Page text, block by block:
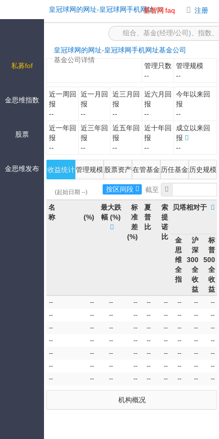
-皇冠球网的网址
私募fof
金思维指数
股票
金思维发布
皇冠球网的网址-皇冠球网手机网址基智网 faq 注册
皇冠球网的网址-皇冠球网手机网址基金公司
基金公司详情
管理只数
--
管理规模
--
近一周回
报
--
近一月回
报
--
近三月回
报
--
近六月回
报
--
今年以来回
报
--
近一年回
报
--
近三年回
报
--
近五年回
报
--
近十年回
报
--
成立以来回
报
--
收益统计管理规模 股票资产估值在管基金列表历任基金经理历史规模
(起始日期 --) 按区间段
名
称
(%)
最大跌
幅(%)
标
准
差
(%)
夏
普
比
索
提
诺
比
贝塔相对于
金
思
维
全
指
沪
深
300
全
收
益
标
普
500
全
收
益
-- -- -- -- -- -- -- --
--
--
-- -- -- -- -- -- --
--
--
-- -- -- -- -- -- --
--
--
-- -- -- -- -- -- --
--
--
-- -- -- -- -- -- --
--
--
-- -- -- -- -- -- --
--
--
-- -- -- -- -- -- -- --
机构概况